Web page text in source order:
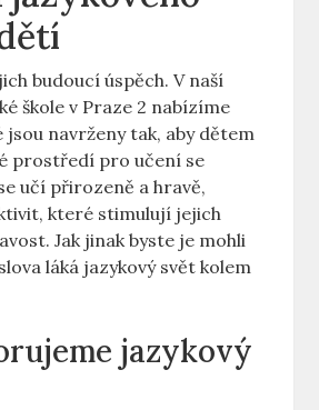
budoucí úspěch. V naší
škole v Praze 2 nabízíme
navrženy tak, aby dětem
prostředí pro učení se
učí přirozeně a hravě,
které stimulují jejich
Jak jinak byste je mohli
láká jazykový svět kolem
jazykový